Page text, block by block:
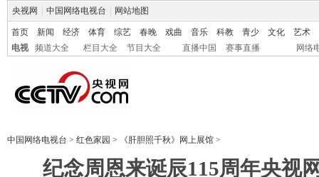
央视网 中国网络电视台 网站地图
首页 新闻 经济 体育 综艺 春晚 戏曲 音乐 科教 青少 文化
艺术
电视
频道大全 栏目大全 节目大全 直播中国 赛事直播 网络
中国网络电视台 > 红色家园 > 《肝胆照千秋》网上展馆 >
纪念周恩来诞辰115周年央视